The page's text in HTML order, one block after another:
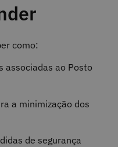
como:
associadas ao Posto
a minimização dos
de segurança